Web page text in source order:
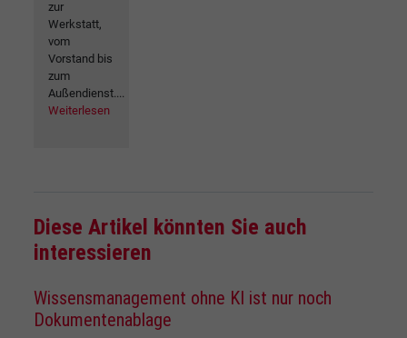
zur
Werkstatt,
vom
Vorstand bis
zum
Außendienst....
Weiterlesen
Diese Artikel könnten Sie auch
interessieren
Wissensmanagement ohne KI ist nur noch
Dokumentenablage